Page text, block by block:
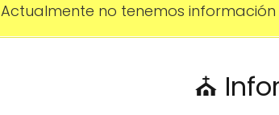
Actualmente no tenemos
⛪